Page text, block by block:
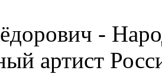
-
артист